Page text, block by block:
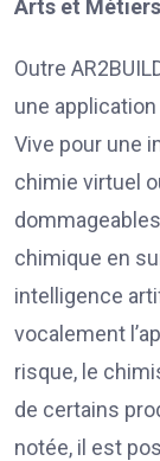
Arts et
Outre
une
Vive pour une
chimie virtuel
chimique en
intelligence
vocalement
risque, le
de certains
notée, il est